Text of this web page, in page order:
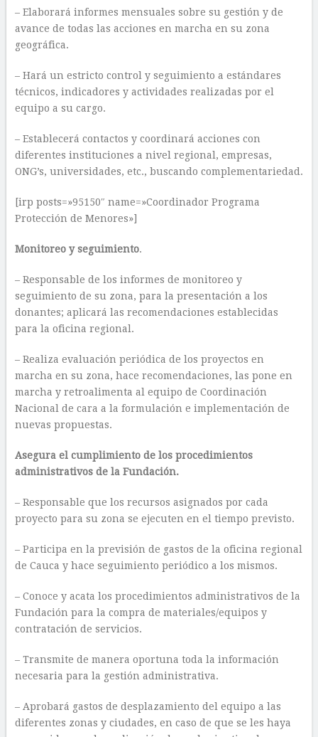
– Elaborará informes mensuales sobre su gestión y de
avance de todas las acciones en marcha en su zona
geográfica.
– Hará un estricto control y seguimiento a estándares
técnicos, indicadores y actividades realizadas por el
equipo a su cargo.
– Establecerá contactos y coordinará acciones con
diferentes instituciones a nivel regional, empresas,
ONG’s, universidades, etc., buscando complementariedad.
[irp posts=»95150″ name=»Coordinador Programa
Protección de Menores»]
Monitoreo y seguimiento.
– Responsable de los informes de monitoreo y
seguimiento de su zona, para la presentación a los
donantes; aplicará las recomendaciones establecidas
para la oficina regional.
– Realiza evaluación periódica de los proyectos en
marcha en su zona, hace recomendaciones, las pone en
marcha y retroalimenta al equipo de Coordinación
Nacional de cara a la formulación e implementación de
nuevas propuestas.
Asegura el cumplimiento de los procedimientos
administrativos de la Fundación.
– Responsable que los recursos asignados por cada
proyecto para su zona se ejecuten en el tiempo previsto.
– Participa en la previsión de gastos de la oficina regional
de Cauca y hace seguimiento periódico a los mismos.
– Conoce y acata los procedimientos administrativos de la
Fundación para la compra de materiales/equipos y
contratación de servicios.
– Transmite de manera oportuna toda la información
necesaria para la gestión administrativa.
– Aprobará gastos de desplazamiento del equipo a las
diferentes zonas y ciudades, en caso de que se les haya